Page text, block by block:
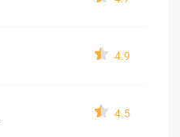
4.9
4.5